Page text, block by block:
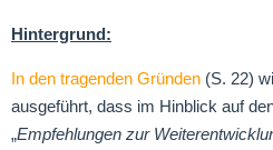
Hintergrund:
In den tragenden Gründen (S. 22)
ausgeführt, dass im Hinblick auf
„Empfehlungen zur